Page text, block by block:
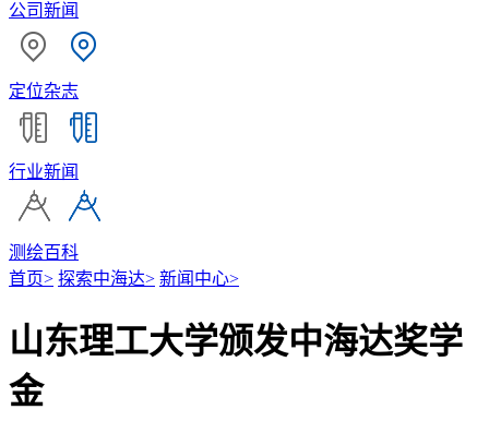
公司新闻
定位杂志
行业新闻
测绘百科
首页> 探索中海达> 新闻中心>
山东理工大学颁发中海达奖学
金